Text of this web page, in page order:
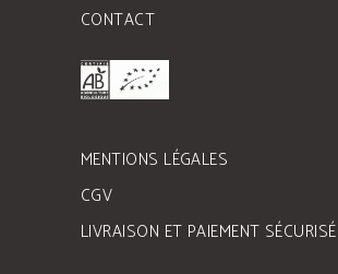
CONTACT
MENTIONS LÉGALES
CGV
LIVRAISON ET PAIEMENT SÉCURISÉ